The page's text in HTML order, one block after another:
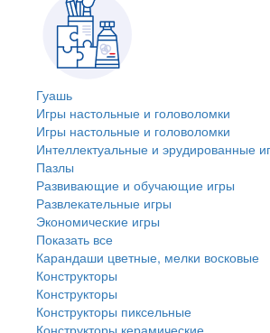
Гуашь
Игры настольные и головоломки
Игры настольные и головоломки
Интеллектуальные и эрудированные
Пазлы
Развивающие и обучающие игры
Развлекательные игры
Экономические игры
Показать все
Карандаши цветные, мелки восковые
Конструкторы
Конструкторы
Конструкторы пиксельные